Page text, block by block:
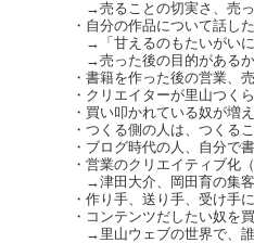
→売ることの切実さ、売
・自分の作品について話し
→「甘えるのもたいがいに
→売った後の目的がある
・書籍を作った後の営業、
・クリエイターが里山つく
・買い叩かれている奴が増
・つくる側の人は、つくる
・ブログ時代の人、自分で
・営業のクリエイティブ化
→津田大介、岡田育の集
・作り手、送り手、受け手
・コンテンツだしたい奴を
→里山ウェブの世界で、